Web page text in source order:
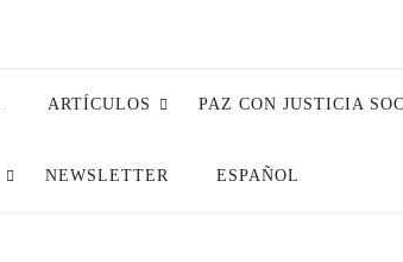
ARTÍCULOS PAZ CON JUSTICIA
NEWSLETTER ESPAÑOL